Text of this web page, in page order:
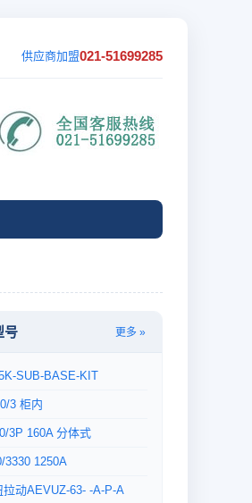
供应商加盟021-51699285
号 更多 »
SUB-BASE-KIT
3 柜内
3P 160A 分体式
3330 1250A
拉动AEVUZ-63- -A-P-A